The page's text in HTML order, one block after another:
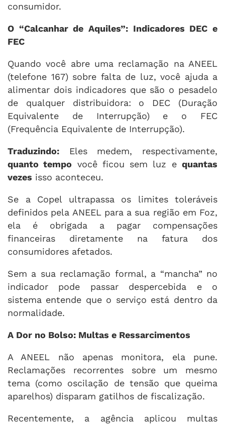
consumidor.
O “Calcanhar de Aquiles”: Indicadores DEC e
FEC
Quando você abre uma reclamação na ANEEL
(telefone 167) sobre falta de luz, você ajuda a
alimentar dois indicadores que são o pesadelo
de qualquer distribuidora: o DEC (Duração
Equivalente de Interrupção) e o FEC
(Frequência Equivalente de Interrupção).
Traduzindo: Eles medem, respectivamente,
quanto tempo você ficou sem luz equantas
vezes isso aconteceu.
Se a Copel ultrapassa os limites toleráveis
definidos pela ANEEL para a sua região em Foz,
ela é obrigada a pagar compensações
financeiras diretamente na fatura dos
consumidores afetados.
Sem a sua reclamação formal, a “mancha” no
indicador pode passar despercebida e o
sistema entende que o serviço está dentro da
normalidade.
A Dor no Bolso: Multas e Ressarcimentos
A ANEEL não apenas monitora, ela pune.
Reclamações recorrentes sobre um mesmo
tema (como oscilação de tensão que queima
aparelhos) disparam gatilhos de fiscalização.
Recentemente, a agência aplicou multas